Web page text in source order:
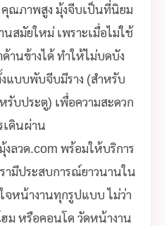
คุณภาพสูง มุ้งจีบเป็นที่นิยม
สมัยใหม่ เพราะเมื่อไม่ใช้
านข้างได้ ทำให้ไม่บดบัง
แบบพับจีบมีราง (สำหรับ
รับประตู) เพื่อความสะดวก
เดินผ่าน
ลวด.com พร้อมให้บริการ
ามีประสบการณ์ยาวนานใน
จหน้างานทุกรูปแบบ ไม่ว่า
ม หรือคอนโด วัดหน้างาน